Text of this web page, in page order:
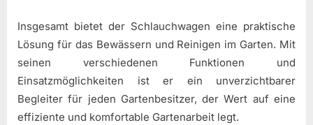
Insgesamt bietet der Schlauchwagen eine praktische
Lösung für das Bewässern und Reinigen im Garten. Mit
seinen verschiedenen Funktionen und
Einsatzmöglichkeiten ist er ein unverzichtbarer
Begleiter für jeden Gartenbesitzer, der Wert auf eine
effiziente und komfortable Gartenarbeit legt.